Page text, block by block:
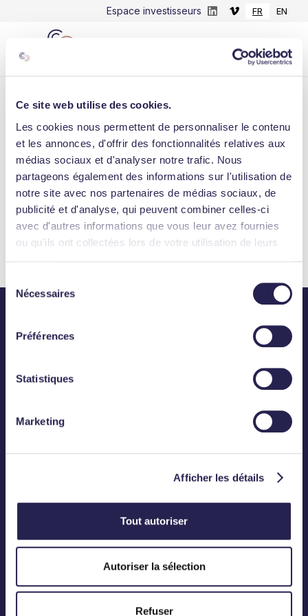
Ce site web utilise des cookies.
Les cookies nous permettent de personnaliser le contenu
et les annonces, d'offrir des fonctionnalités relatives aux
médias sociaux et d'analyser notre trafic. Nous
partageons également des informations sur l'utilisation de
notre site avec nos partenaires de médias sociaux, de
publicité et d'analyse, qui peuvent combiner celles-ci
avec d'autres informations que vous leur avez fournies
ou qu'ils ont collectées lors de votre utilisation de leurs
Nécessaires
Préférences
Statistiques
Marketing
Afficher les détails
Tout autoriser
Autoriser la sélection
Refuser
Espace investisseurs FR EN
Tous concernés par la violation des
données ! 2 exemples ⤵️💶 Le rançongiciel :
une attaque avec dem...
June 16, 2022
Téléphone :01 83 75 50 00
BUREAU
75008 Paris